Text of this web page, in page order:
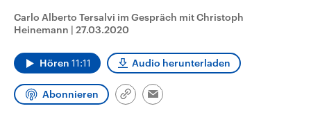
Wahl.
Audio-Archiv
Carlo Alberto Tersalvi im Gespräch mit Christoph
Heinemann | 27.03.2020
Hören 11:11 Audio herunterladen
Abonnieren
Link
Email